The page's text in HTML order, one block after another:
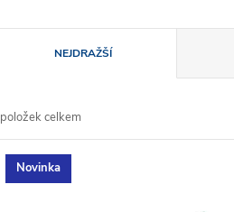
e
NEJDRAŽŠÍ
položek celkem
VNovinka